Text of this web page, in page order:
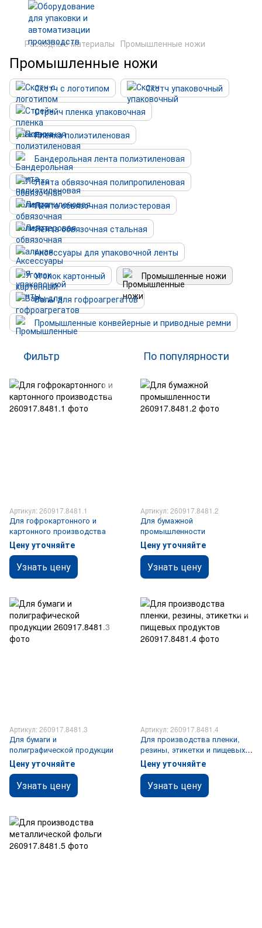
Расходные материалы Промышленные ножи
Промышленные ножи
Скотч с логотипом
Скотч упаковочный
Стрейч пленка упаковочная
Пленка полиэтиленовая
Бандерольная лента полиэтиленовая
Лента обвязочная полипропиленовая
Лента обвязочная полиэстеровая
Лента обвязочная стальная
Аксессуары для упаковочной ленты
Уголок картонный
Промышленные ножи
Валы для гофроагрегатов
Промышленные конвейерные и приводные ремни
Фильтр По популярности
Артикул: 260917.8481.1
Для гофрокартонного и
картонного производства
Цену уточняйте
Узнать цену
Артикул: 260917.8481.2
Для бумажной
промышленности
Цену уточняйте
Узнать цену
Артикул: 260917.8481.3
Для бумаги и
полиграфической продукции
Цену уточняйте
Узнать цену
Артикул: 260917.8481.4
Для производства пленки,
резины, этикетки и пищевых
продуктов
Цену уточняйте
Узнать цену